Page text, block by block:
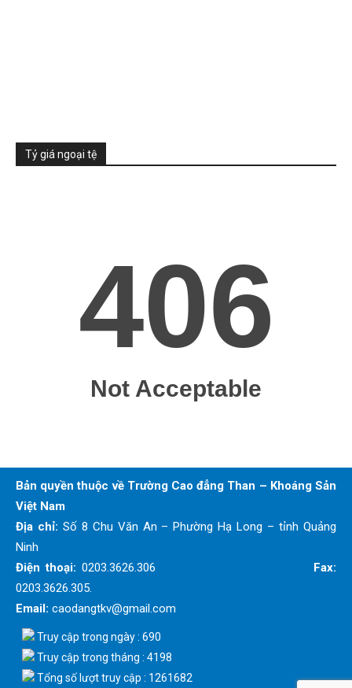
Tỷ giá ngoại tệ
Bản quyền thuộc về Trường Cao đẳng Than – Khoáng Sản
Việt Nam
Địa chỉ: Số 8 Chu Văn An – Phường Hạ Long – tỉnh Quảng
Ninh
Điện thoại: 0203.3626.306 Fax:
0203.3626.305.
Email: caodangtkv@gmail.com
Truy cập trong ngày : 690
Truy cập trong tháng : 4198
Tổng số lượt truy cập : 1261682